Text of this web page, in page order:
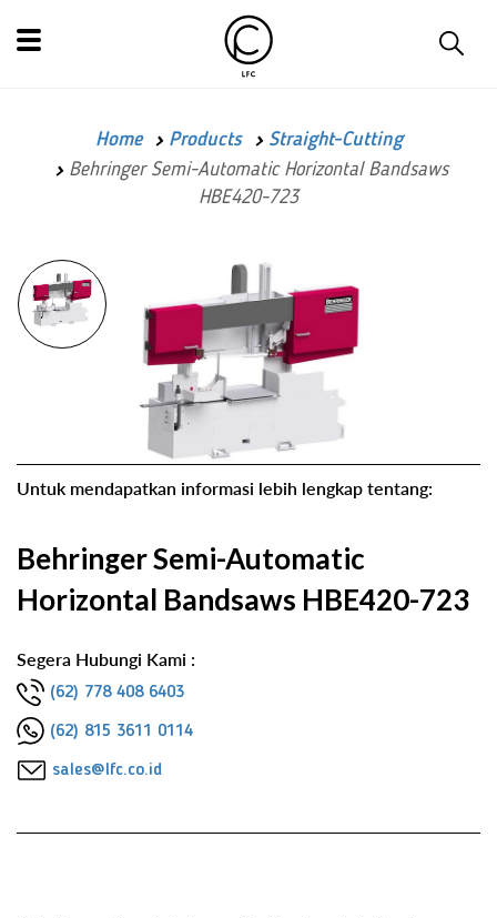
Home Products
Straight-Cutting
Behringer Semi-Automatic Horizontal Bandsaws
HBE420-723
Untuk mendapatkan informasi lebih lengkap tentang:
Behringer Semi-Automatic
Horizontal Bandsaws HBE420-723
Segera Hubungi Kami :
(62) 778 408 6403
(62) 815 3611 0114
sales@lfc.co.id